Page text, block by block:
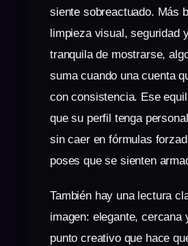
siente sobreactuado. Más
limpieza visual, seguridad
tranquila de mostrarse,
suma cuando una cuenta
con consistencia. Ese
que su perfil tenga
sin caer en fórmulas
poses que se sienten
También hay una lectura
imagen: elegante, cercana
punto creativo que hace